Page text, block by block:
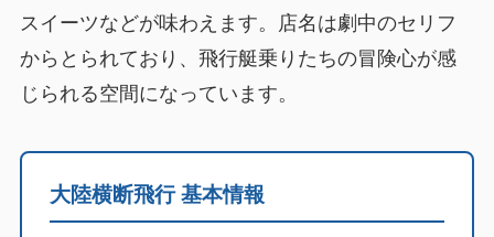
スイーツなどが味わえます。店名は劇中のセリフ
からとられており、飛行艇乗りたちの冒険心が感
じられる空間になっています。
大陸横断飛行 基本情報